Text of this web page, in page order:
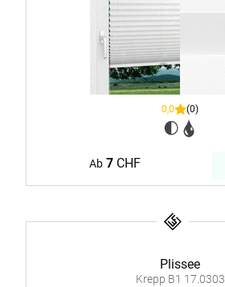
0,0 (0)
Ab 7CHF
Plissee
Krepp B1 17.0303